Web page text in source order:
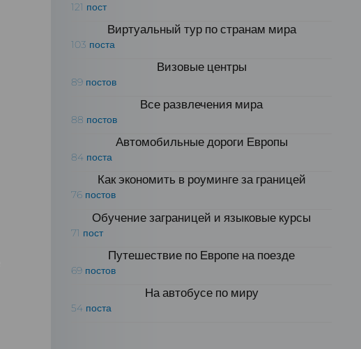
121 пост
Виртуальный тур по странам мира
103 поста
Визовые центры
89 постов
Все развлечения мира
88 постов
Автомобильные дороги Европы
84 поста
Как экономить в роуминге за границей
76 постов
Обучение заграницей и языковые курсы
71 пост
Путешествие по Европе на поезде
69 постов
На автобусе по миру
54 поста